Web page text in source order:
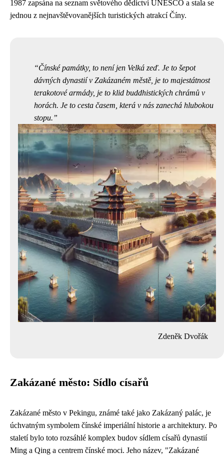
1987 zapsána na seznam světového dědictví UNESCO a stala se
jednou z nejnavštěvovanějších turistických atrakcí Číny.
Čínské památky, to není jen Velká zeď. Je to šepot
dávných dynastií v Zakázaném městě, je to majestátnost
terakotové armády, je to klid buddhistických chrámů v
horách. Je to cesta časem, která v nás zanechá hlubokou
stopu.
Zdeněk Dvořák
Zakázané město: Sídlo císařů
Zakázané město v Pekingu, známé také jako Zakázaný palác, je
úchvatným symbolem čínské imperiální historie a architektury. Po
staletí bylo toto rozsáhlé komplex budov sídlem císařů dynastií
Ming a Qing a centrem čínské moci. Jeho název, "Zakázané